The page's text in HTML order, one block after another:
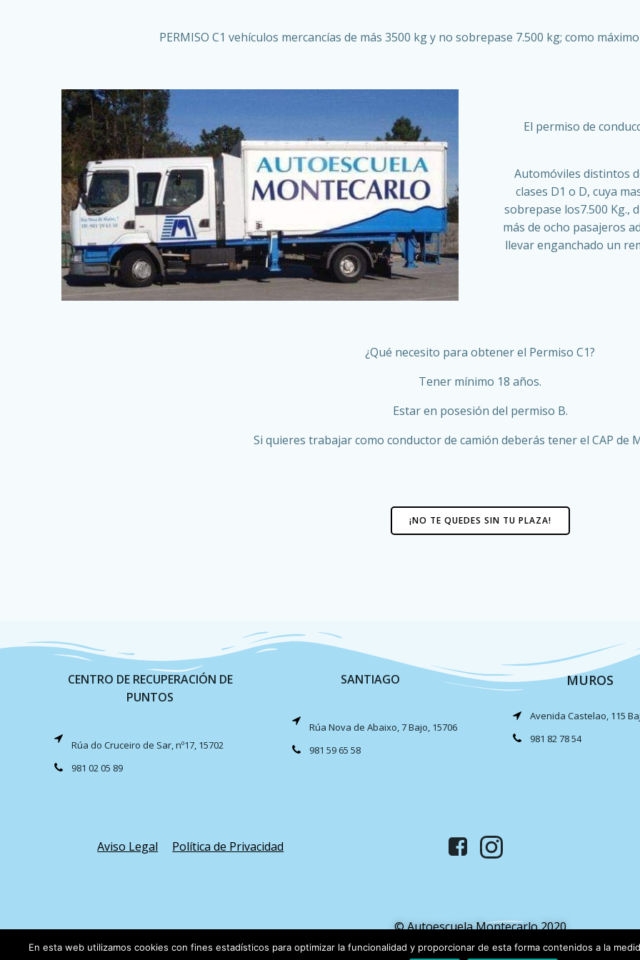
PERMISO C1 vehículos mercancías de más 3500 kg y no sobrepase 7.500 kg; como
El permiso de
Automóviles distintos
clases D1 o D, cuya
sobrepase los7.500 Kg.,
más de ocho pasajeros
llevar enganchado un
¿Qué necesito para obtener el Permiso C1?
Tener mínimo 18 años.
Estar en posesión del permiso B.
Si quieres trabajar como conductor de camión deberás tener el CAP de
¡NO TE QUEDES SIN TU PLAZA!
CENTRO DE RECUPERACIÓN DE
PUNTOS
Rúa do Cruceiro de Sar, nº17, 15702
981 02 05 89
SANTIAGO
Rúa Nova de Abaixo, 7 Bajo, 15706
981 59 65 58
MUROS
Avenida Castelao, 115
981 82 78 54
Aviso Legal Política de Privacidad
© Autoescuela Montecarlo 2020
En esta web utilizamos cookies con fines estadísticos para optimizar la funcionalidad y proporcionar de esta forma contenidos a la